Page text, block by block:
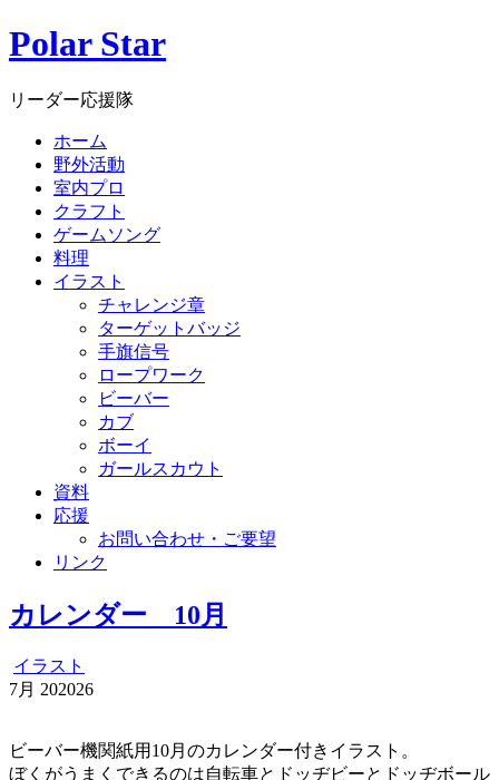
Polar Star
リーダー応援隊
ホーム
野外活動
室内プロ
クラフト
ゲームソング
料理
イラスト
チャレンジ章
ターゲットバッジ
手旗信号
ロープワーク
ビーバー
カブ
ボーイ
ガールスカウト
資料
応援
お問い合わせ・ご要望
リンク
カレンダー 10月
イラスト
7月 202026
ビーバー機関紙用10月のカレンダー付きイラスト。
ぼくがうまくできるのは自転車とドッヂビーとドッヂボール